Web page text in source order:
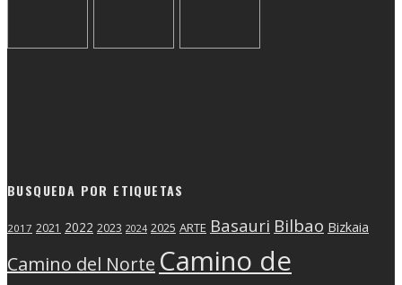
BUSQUEDA POR ETIQUETAS
2017 2021 2022 2023 2024 2025 ARTE Basauri Bilbao Bizkaia
Camino del Norte Camino de